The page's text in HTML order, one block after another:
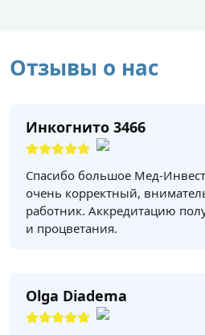
Отзывы о нас
Инкогнито 3466
Спасибо большое Мед-
очень корректный,
работник. Аккредитацию
и процветания.
Olga Diadema